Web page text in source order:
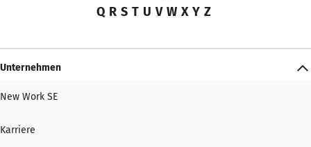
Q R S T U V W X Y Z
Unternehmen
New Work SE
Karriere